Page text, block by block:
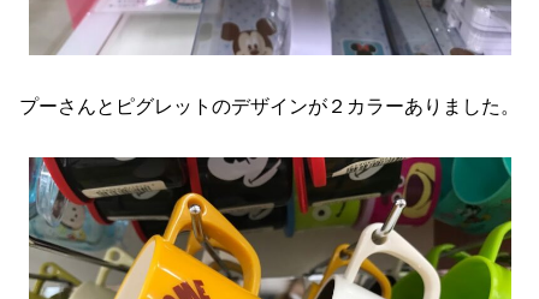
プーさんとピグレットのデザインが２カラーありました。